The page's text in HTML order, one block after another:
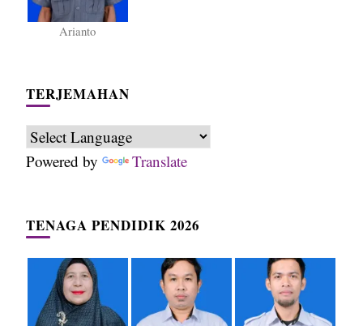
Arianto
TERJEMAHAN
Powered by Translate
TENAGA PENDIDIK 2026